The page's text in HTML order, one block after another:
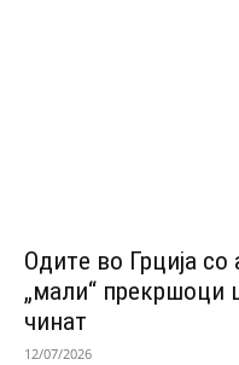
Одитe во Грција
„мали“ прекршоци
чинат
12/07/2026